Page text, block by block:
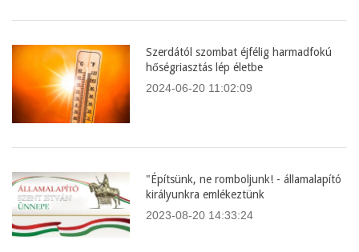
Szerdától szombat éjfélig harmadfokú
hőségriasztás lép életbe
2024-06-20 11:02:09
"Építsünk, ne romboljunk! - államalapító
királyunkra emlékeztünk
2023-08-20 14:33:24